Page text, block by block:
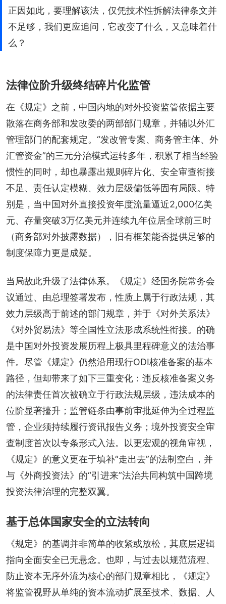
正因如此，要理解该法，仅凭技术性拆解法律条文并
不足够，我们更应追问，它改变了什么，又意味着什
么？
法律位阶升级终结碎片化监管
在《规定》之前，中国内地的对外投资监管依据主要
散落在商务部和发改委的两部部门规章，并辅以外汇
管理部门的配套规定。“发改管专案、商务管主体、外
汇管资金”的三元分治模式运转多年，积累了相当经验
惯性的同时，却也暴露出规则碎片化、安全审查衔接
不足、责任认定模糊、效力层级偏低等固有局限。特
别是，当中国对外直接投资年度流量逼近2,000亿美
元、存量突破3万亿美元并连续九年位居全球前三时
（商务部对外披露数据），旧有框架能否提供足够的
制度保障力更是成疑。
当局故此升级了法律体系。《规定》经国务院常务会
议通过、由总理签署发布，性质上属于行政法规，其
效力层级高于前述的部门规章，并于《对外关系法》
《对外贸易法》等全国性立法形成系统性衔接。的确
是中国对外投资发展历程上极具里程碑意义的法治事
件。尽管《规定》仍然沿用现行ODI核准备案的基本
路径，但却带来了如下三重变化：违反核准备案义务
的法律责任首次被确立于行政法规层级，违法成本的
位阶显著擡升；监管链条由事前审批延伸为全过程监
管，企业须持续履行资讯报告义务；境外投资安全审
查制度首次以专条形式入法。以更宏观的视角审视，
《规定》的意义更在于填补“走出去”的法制空白，并
与《外商投资法》的“引进来”法治共同构筑中国跨境
投资法律治理的完整双翼。
基于总体国家安全的立法转向
《规定》的基调并非简单的收紧或放松，其底层逻辑
指向全面安全已无悬念。也即，与过去以规范流程、
防止资本无序外流为核心的部门规章相比，《规定》
将监管视野从单纯的资本流动扩展至技术、数据、人